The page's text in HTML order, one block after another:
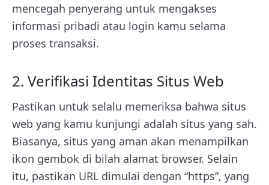
mencegah penyerang untuk mengakses
informasi pribadi atau login kamu selama
proses transaksi.
2. Verifikasi Identitas Situs Web
Pastikan untuk selalu memeriksa bahwa situs
web yang kamu kunjungi adalah situs yang sah.
Biasanya, situs yang aman akan menampilkan
ikon gembok di bilah alamat browser. Selain
itu, pastikan URL dimulai dengan “https”, yang